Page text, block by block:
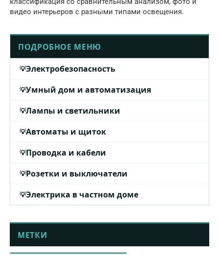
видео интерьеров с разными типами освещения.
ПОДРОБНОЕ МЕНЮ
Электробезопасность
Умный дом и автоматизация
Лампы и светильники
Автоматы и щиток
Проводка и кабели
Розетки и выключатели
Электрика в частном доме
МЕТКИ